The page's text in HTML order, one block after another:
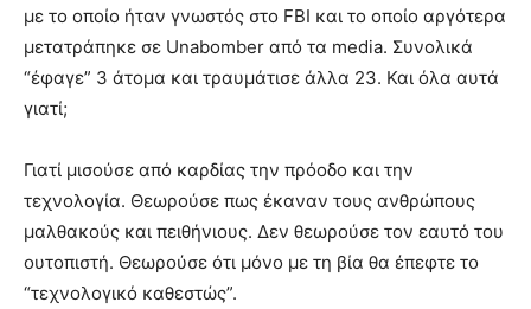
με το οποίο ήταν γνωστός στο FBI και το οποίο αργότερα
μετατράπηκε σε Unabomber από τα media. Συνολικά
“έφαγε” 3 άτομα και τραυμάτισε άλλα 23. Και όλα αυτά
γιατί;
Γιατί μισούσε από καρδίας την πρόοδο και την
τεχνολογία. Θεωρούσε πως έκαναν τους ανθρώπους
μαλθακούς και πειθήνιους. Δεν θεωρούσε τον εαυτό του
ουτοπιστή. Θεωρούσε ότι μόνο με τη βία θα έπεφτε το
“τεχνολογικό καθεστώς”.